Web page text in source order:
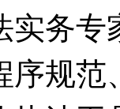
实务专
序规范